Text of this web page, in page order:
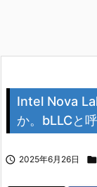
Intel Nova
か。bLLCと
 2025年6月26日 